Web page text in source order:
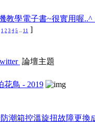
教學電子書~很實用喔
1 2 3 4 5 ... 11 ]
論壇主題
花鳥 - 2019
潮箱控溫旋扭故障更換